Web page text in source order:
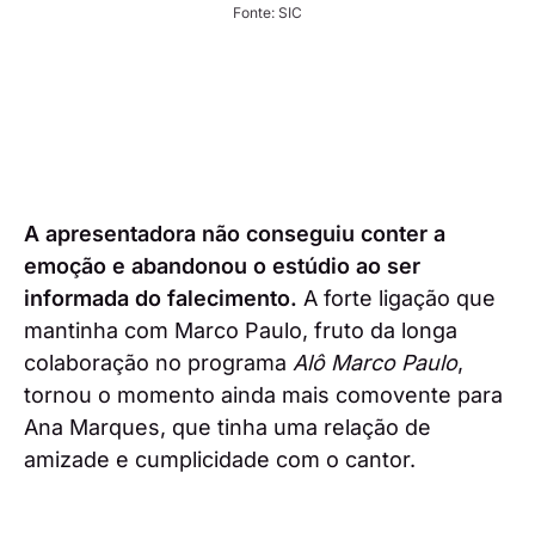
Fonte: SIC
A apresentadora não conseguiu conter a
emoção e abandonou o estúdio ao ser
informada do falecimento. A forte ligação que
mantinha com Marco Paulo, fruto da longa
colaboração no programa Alô Marco Paulo,
tornou o momento ainda mais comovente para
Ana Marques, que tinha uma relação de
amizade e cumplicidade com o cantor.